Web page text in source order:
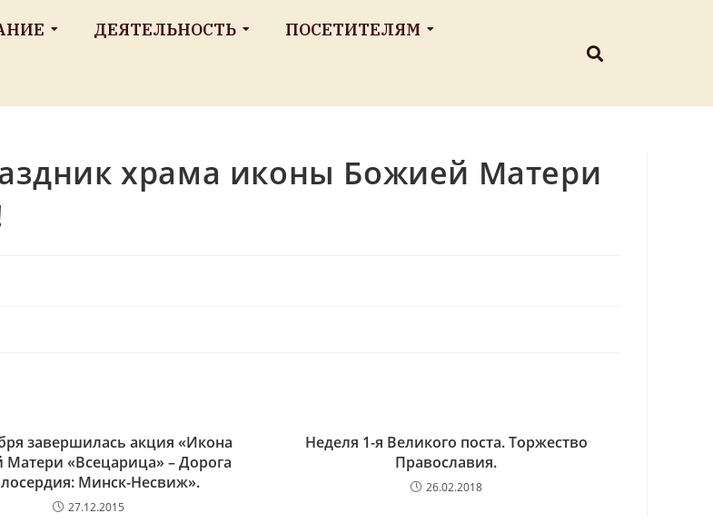
ДЕЯТЕЛЬНОСТЬ
ПОСЕТИТЕЛЯМ
храма иконы Божией Матери
завершилась акция «Икона
«Всецарица» – Дорога
Минск-Несвиж».
27.12.2015
Неделя 1-я Великого поста. Торжество
Православия.
26.02.2018